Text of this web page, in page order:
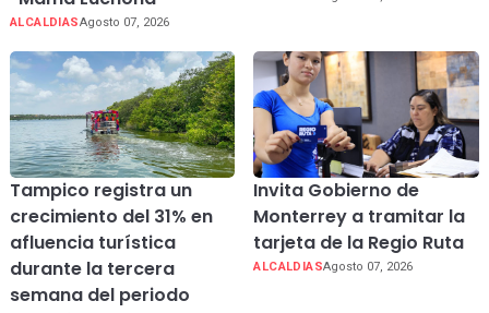
ALCALDIASAgosto 07, 2026
Tampico registra un
crecimiento del 31% en
afluencia turística
durante la tercera
semana del periodo
Invita Gobierno de
Monterrey a tramitar la
tarjeta de la Regio Ruta
ALCALDIASAgosto 07, 2026